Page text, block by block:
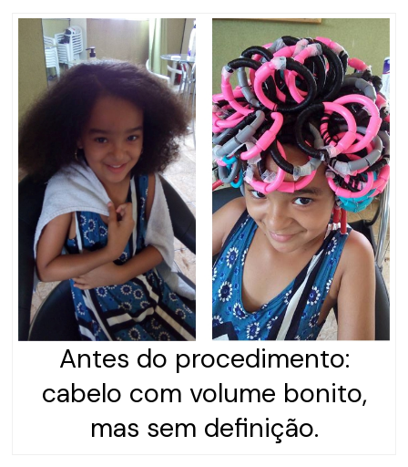
Antes do procedimento:
cabelo com volume bonito,
mas sem definição.